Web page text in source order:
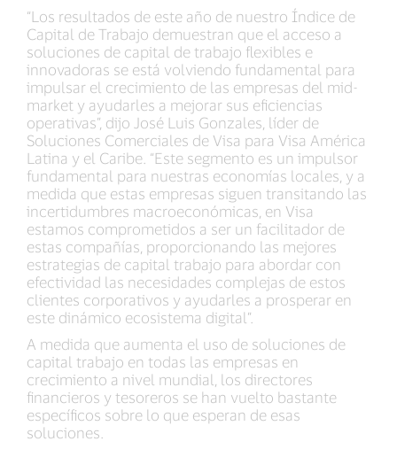
“Los resultados de este año de nuestro Índice de
Capital de Trabajo demuestran que el acceso a
soluciones de capital de trabajo flexibles e
innovadoras se está volviendo fundamental para
impulsar el crecimiento de las empresas del mid-
market y ayudarles a mejorar sus eficiencias
operativas”, dijo José Luis Gonzales, líder de
Soluciones Comerciales de Visa para Visa América
Latina y el Caribe. “Este segmento es un impulsor
fundamental para nuestras economías locales, y a
medida que estas empresas siguen transitando las
incertidumbres macroeconómicas, en Visa
estamos comprometidos a ser un facilitador de
estas compañías, proporcionando las mejores
estrategias de capital trabajo para abordar con
efectividad las necesidades complejas de estos
clientes corporativos y ayudarles a prosperar en
este dinámico ecosistema digital”.
A medida que aumenta el uso de soluciones de
capital trabajo en todas las empresas en
crecimiento a nivel mundial, los directores
financieros y tesoreros se han vuelto bastante
específicos sobre lo que esperan de esas
soluciones.